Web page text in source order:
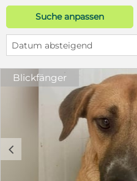
Suche anpassen
Datum absteigend
Blickfänger
c